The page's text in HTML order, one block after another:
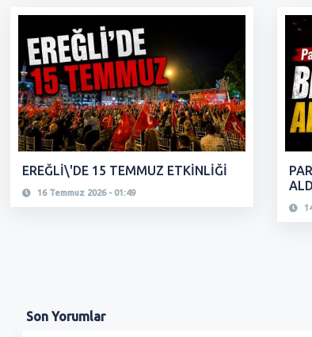
EREĞLİ\'DE 15 TEMMUZ ETKİNLİĞİ
16 Temmuz 2026 - 01:49
Son Yorumlar